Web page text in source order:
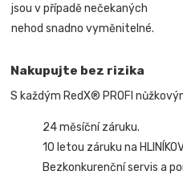
jsou v případě nečekaných
nehod snadno vyměnitelné.
Nakupujte bez rizika
S každým RedX® PROFI
24 měsíční záruku.
10 letou záruku na
Bezkonkurenční servis a